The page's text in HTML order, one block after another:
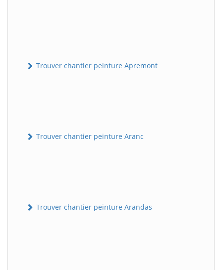
Trouver chantier peinture Apremont
Trouver chantier peinture Aranc
Trouver chantier peinture Arandas